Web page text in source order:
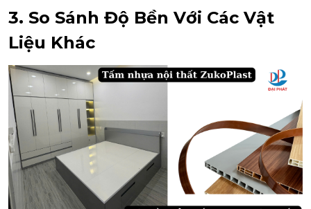
3. So Sánh Độ Bền Với Các Vật
Liệu Khác